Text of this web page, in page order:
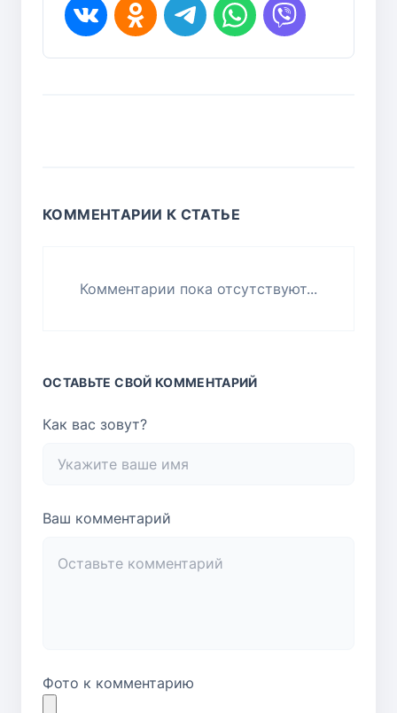
КОММЕНТАРИИ К СТАТЬЕ
Комментарии пока отсутствуют...
ОСТАВЬТЕ СВОЙ КОММЕНТАРИЙ
Как вас зовут?
Ваш комментарий
Фото к комментарию